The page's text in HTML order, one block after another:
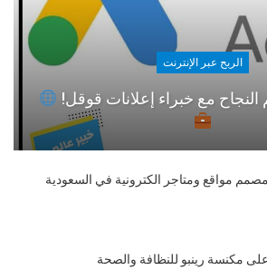
الربح عبر الإنترنت
مع خبراء إعلانات قوقل!
مواقع ومتاجر الكترونية في السعودية
مكنسة رينبو للنظافة والصحة